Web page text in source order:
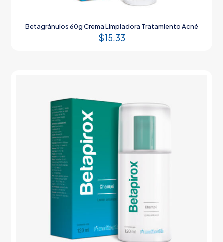
Betagránulos 60g Crema Limpiadora Tratamiento Acné
$15.33